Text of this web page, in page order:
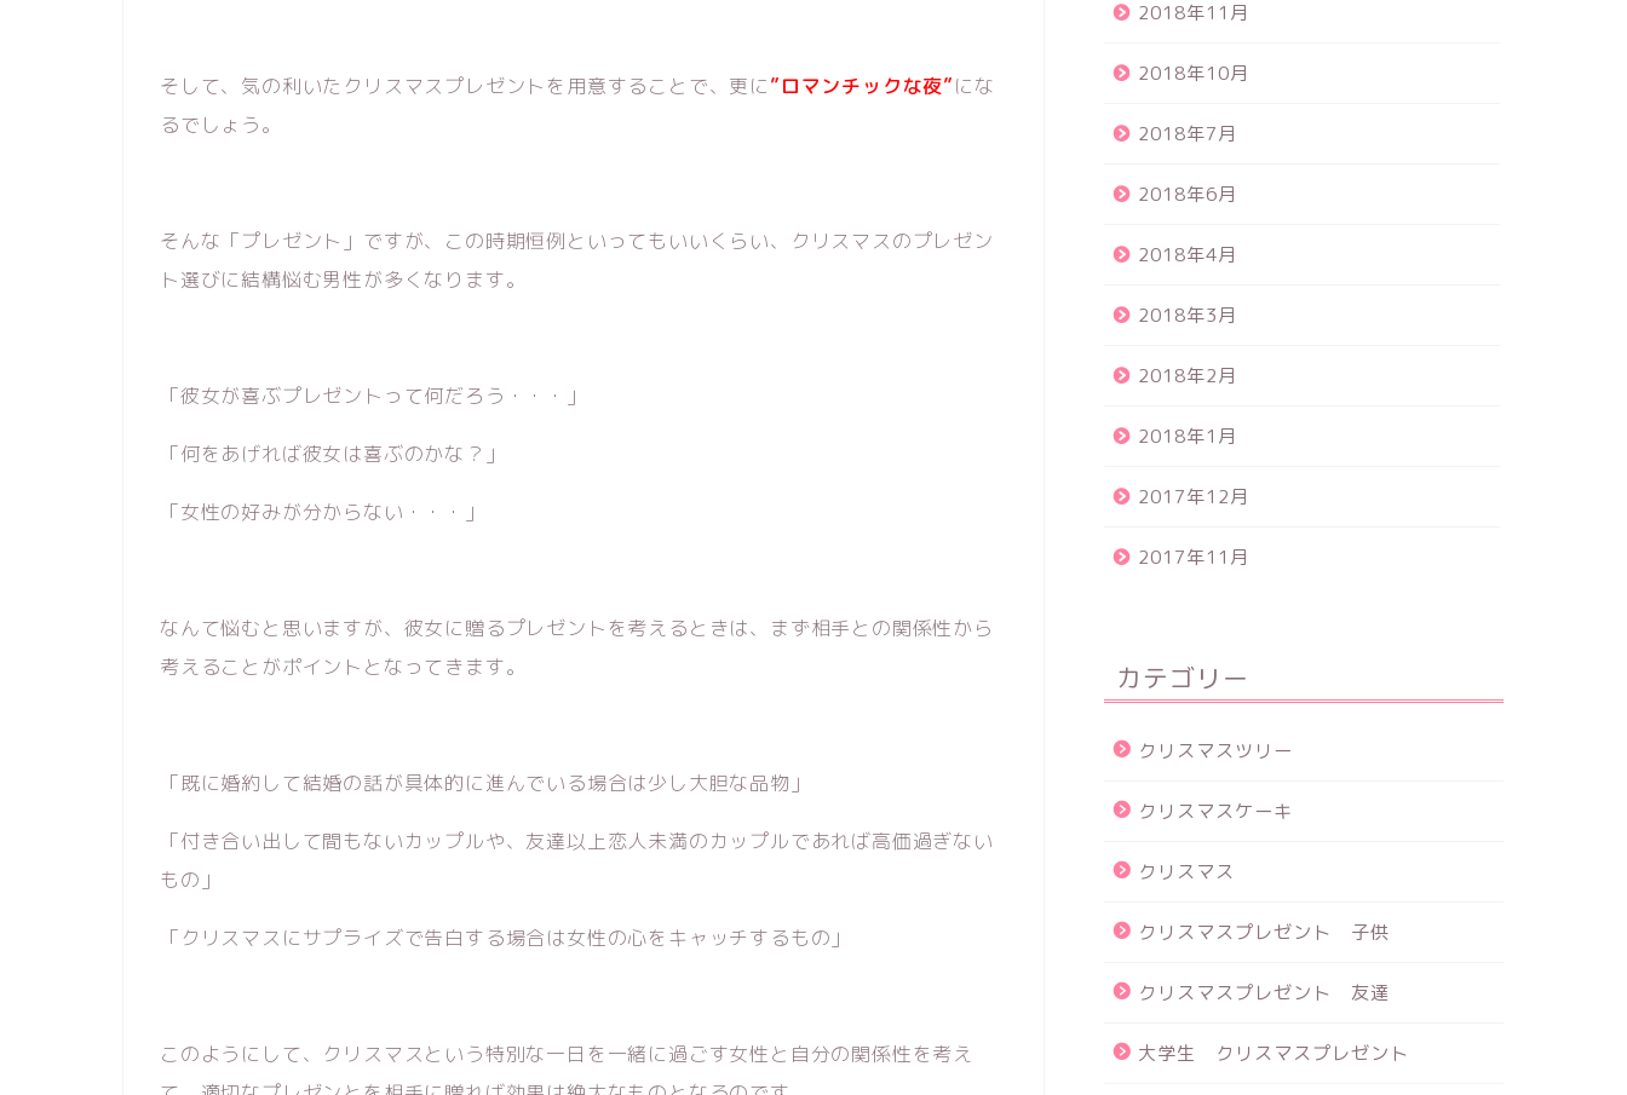
そして、気の利いたクリスマスプレゼントを用意することで、更に”ロマンチックな夜”にな
るでしょう。
そんな「プレゼント」ですが、この時期恒例といってもいいくらい、クリスマスのプレゼン
ト選びに結構悩む男性が多くなります。
「彼女が喜ぶプレゼントって何だろう・・・」
「何をあげれば彼女は喜ぶのかな？」
「女性の好みが分からない・・・」
なんて悩むと思いますが、彼女に贈るプレゼントを考えるときは、まず相手との関係性から
考えることがポイントとなってきます。
「既に婚約して結婚の話が具体的に進んでいる場合は少し大胆な品物」
「付き合い出して間もないカップルや、友達以上恋人未満のカップルであれば高価過ぎない
もの」
「クリスマスにサプライズで告白する場合は女性の心をキャッチするもの」
このようにして、クリスマスという特別な一日を一緒に過ごす女性と自分の関係性を考え
2018年11月
2018年10月
2018年7月
2018年6月
2018年4月
2018年3月
2018年2月
2018年1月
2017年12月
2017年11月
カテゴリー
クリスマスツリー
クリスマスケーキ
クリスマス
クリスマスプレゼント 子供
クリスマスプレゼント 友達
大学生 クリスマスプレゼント